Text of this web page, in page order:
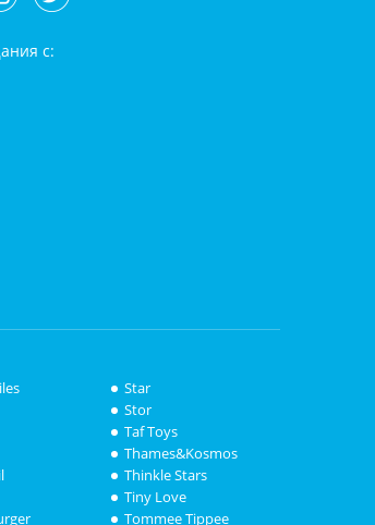
с:
Star
Stor
Taf Toys
Thames&Kosmos
Thinkle Stars
Tiny Love
Tommee Tippee